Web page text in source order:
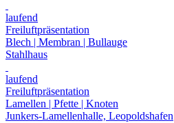
laufend
Freiluftpräsentation
Blech | Membran | Bullauge
Stahlhaus
laufend
Freiluftpräsentation
Lamellen | Pfette | Knoten
Junkers-Lamellenhalle, Leopoldshafen